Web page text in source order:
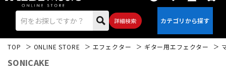
詳細検索
TOP ONLINE STORE エフェクター ギター用エフェクター
SONICAKE